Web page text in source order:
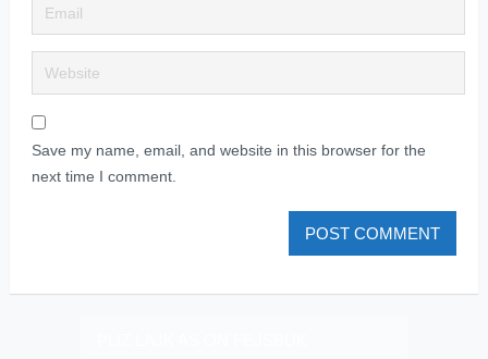
Save my name, email, and website in this browser for the
next time I comment.